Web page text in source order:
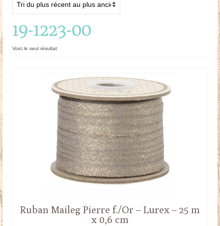
Maileg
Poupées
Doudous
19-1223-00
Voici le seul résultat
Ruban Maileg Pierre f./Or – Lurex – 25 m
x 0,6 cm